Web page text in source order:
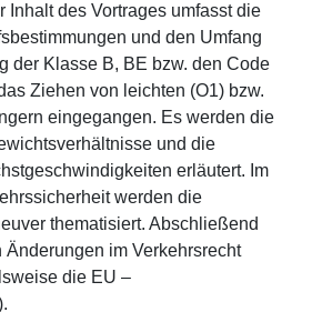
Inhalt des Vortrages umfasst die
und den Umfang
der Klasse B, BE bzw. den Code
Ziehen von leichten (O1) bzw.
eingegangen. Es werden die
und die
erläutert. Im
werden die
thematisiert. Abschließend
im Verkehrsrecht
die EU –